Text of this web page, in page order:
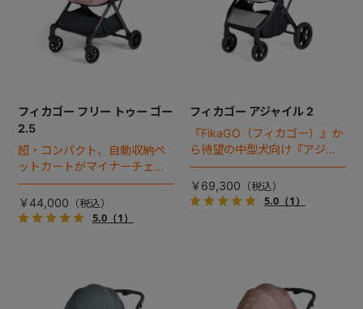
フィカゴー フリー トゥー ゴー
2.5
超・コンパクト、自動収納ペ
ットカートがマイナーチェン
ジ！
￥44,000
5.0（1）
フィカゴー アジャイル 2
『FikaGO（フィカゴー）』か
ら待望の中型犬向け『アジャ
イル２』 登場！耐荷重30kg
で、しかも1秒・自動収納機能
搭載！！
￥69,300
5.0（1）